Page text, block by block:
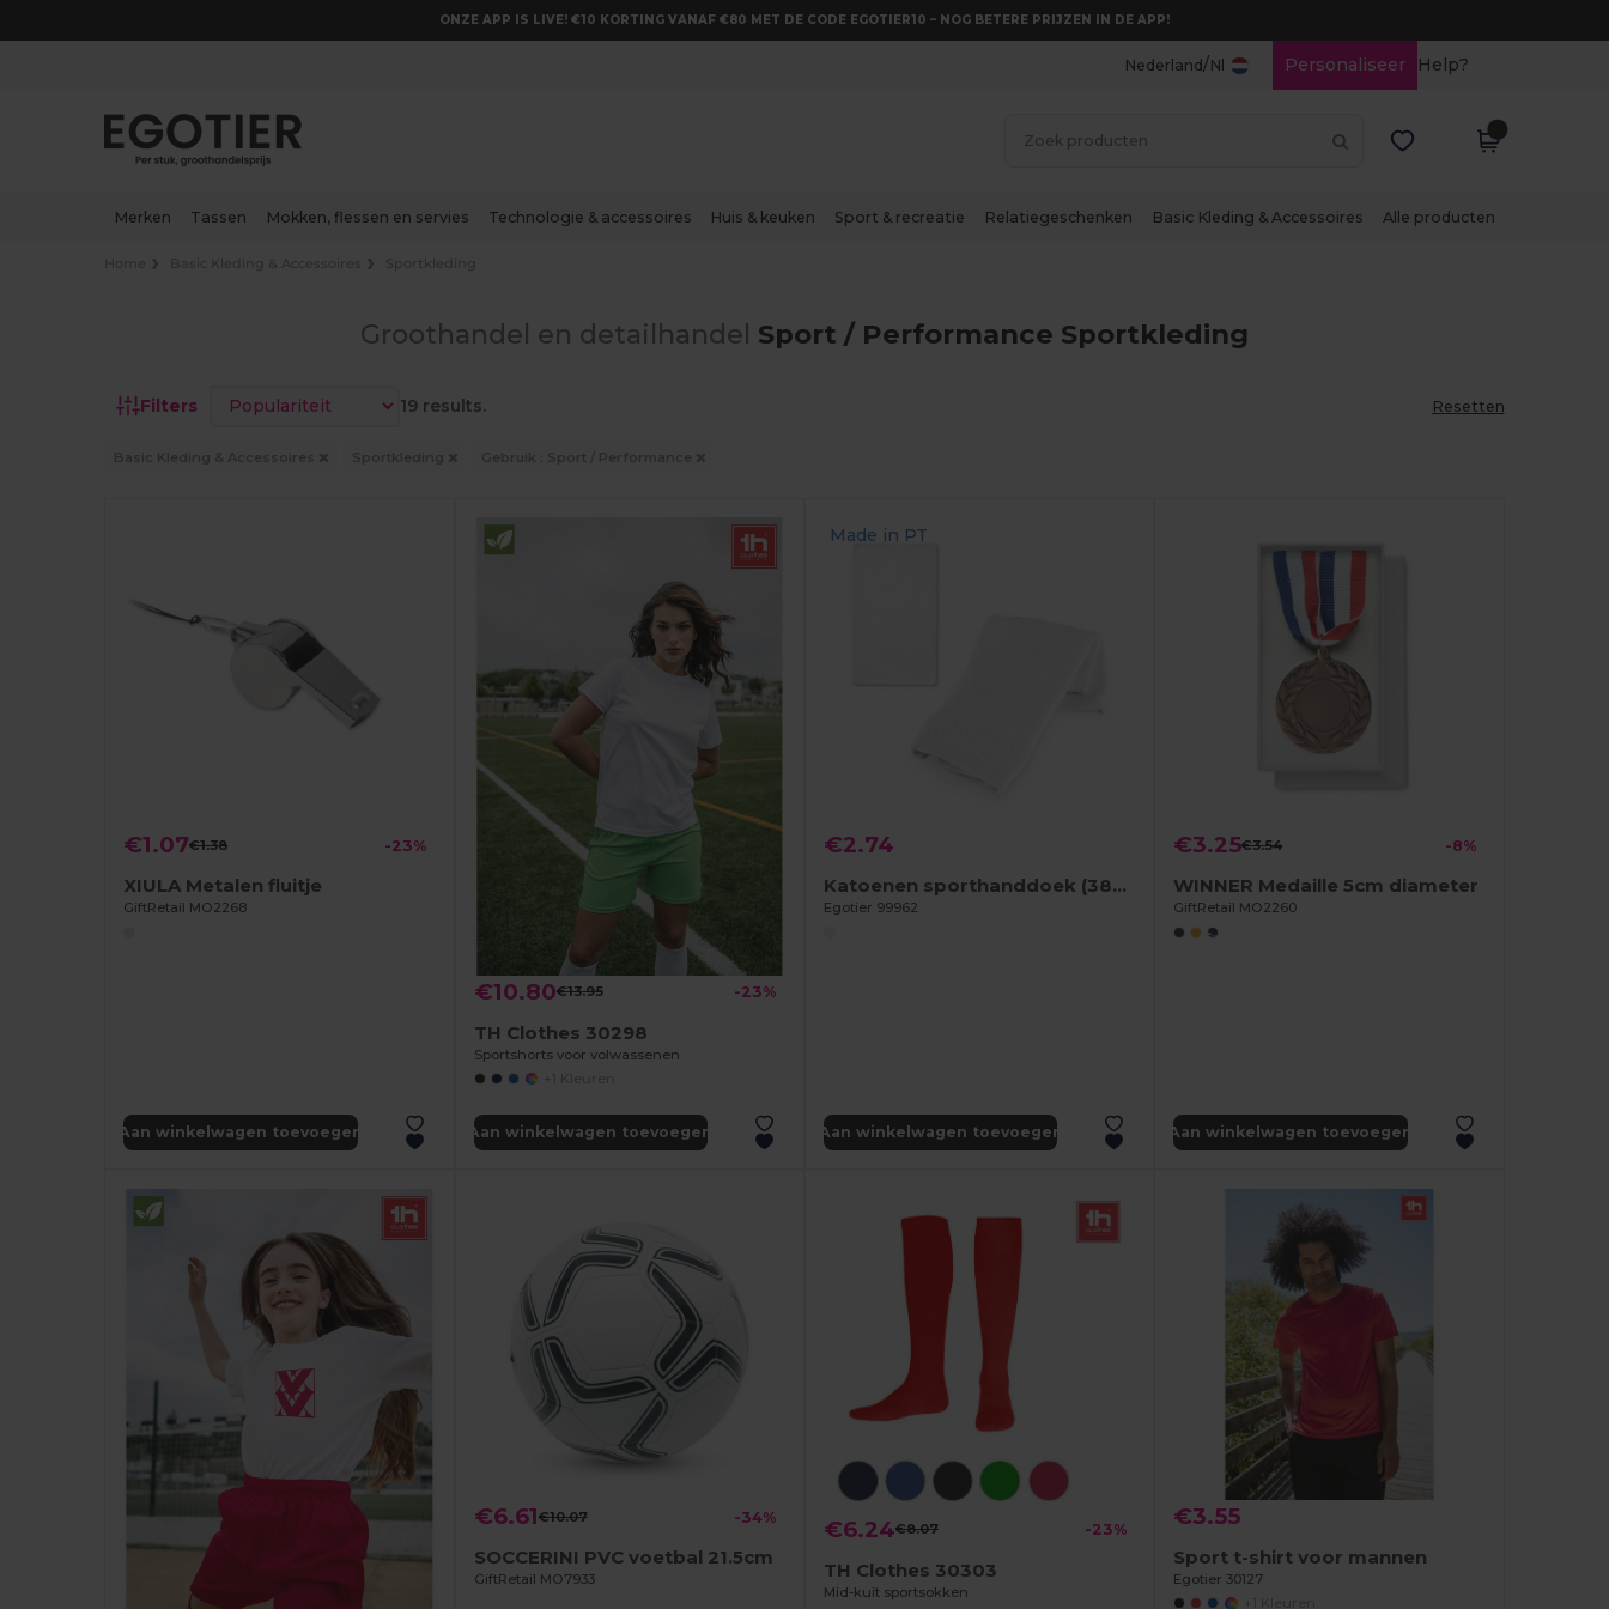
ONZE APP IS LIVE! €10 KORTING VANAF €80 MET DE CODE EGOTIER10 – NOG BETERE PRIJZEN IN DE APP!
Nederland/Nl Personaliseer Help?
Merken Tassen Mokken, flessen en servies Technologie & accessoires Huis & keuken Sport & recreatie Relatiegeschenken Basic Kleding & Accessoires Alle producten
Groothandel en detailhandel Sport / Performance Sportkleding
Filters Sorteren op 19 results. Resetten
€1.07€1.38 -23%
XIULA Metalen fluitje
GiftRetail MO2268
Aan winkelwagen toevoegen
€10.80€13.95 -23%
TH Clothes 30298
Sportshorts voor volwassenen
Aan winkelwagen toevoegen
Made in PT
€2.74
Katoenen sporthanddoek (380 g/m²)
Egotier 99962
Aan winkelwagen toevoegen
€3.25€3.54 -8%
WINNER Medaille 5cm diameter
GiftRetail MO2260
Aan winkelwagen toevoegen
€6.61€10.07 -34%
SOCCERINI PVC voetbal 21.5cm
GiftRetail MO7933
€6.24€8.07 -23%
TH Clothes 30303
Mid-kuit sportsokken
€3.55
Sport t-shirt voor mannen
Egotier 30127